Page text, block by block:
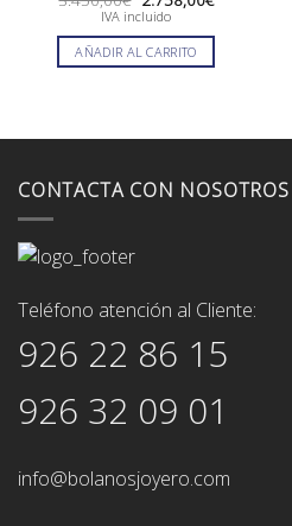
precio
era:
3.450,00€.
es:
2.758,00€.
IVA incluido
AÑADIR AL CARRITO
CONTACTA CON NOSOTROS
Teléfono atención al Cliente:
926 22 86 15
926 32 09 01
info@bolanosjoyero.com